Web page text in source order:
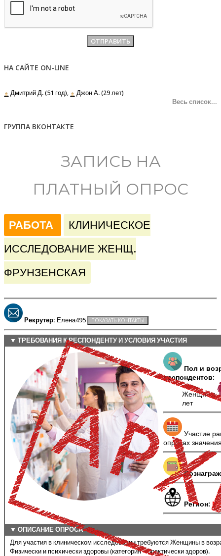
НА САЙТЕ ON-LINE
Дмитрий Д. (51 год),
Джон А. (29 лет)
Весь список...
ГРУППА ВКОНТАКТЕ
ЗАПИСЬ НА
ПЛАТНЫЙ ОПРОС
РАБОТА
КЛИНИЧЕСКОЕ
ИССЛЕДОВАНИЕ ЖЕНЩ.
ФРУНЗЕНСКАЯ
Рекрутер: Елена495
▼ ТРЕБОВАНИЯ К РЕСПОНДЕНТУ И УСЛОВИЯ УЧАСТИЯ
Пол и
респондентов:
Женщины
лет
Участие
опросах
Регион:
▼ ОПИСАНИЕ ОПРОСА
Для участия в клиническом исследовании требуются Женщины в
Физически и психически здоровы (категория – практически здоров).